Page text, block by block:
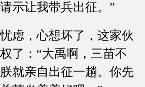
示让我带兵出征。”
，心想坏了，这家伙
了：“大禹啊，三苗不
就亲自出征一趟。你先